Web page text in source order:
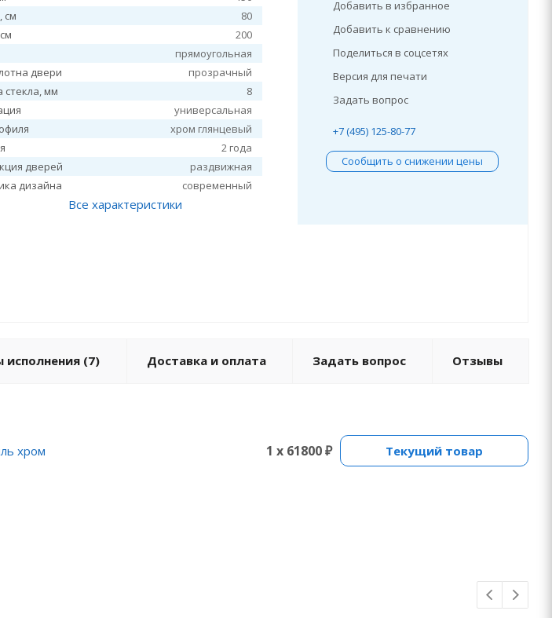
см
80
200
прямоугольная
двери
прозрачный
стекла, мм
8
универсальная
хром глянцевый
2 года
дверей
раздвижная
дизайна
современный
Все характеристики
Добавить в избранное
Добавить к сравнению
Поделиться в соцсетях
Версия для печати
Задать вопрос
+7 (495) 125-80-77
Сообщить о снижении цены
исполнения (7) Доставка и оплата Задать вопрос Отзывы
хром 1 x 61800 ₽ Текущий товар